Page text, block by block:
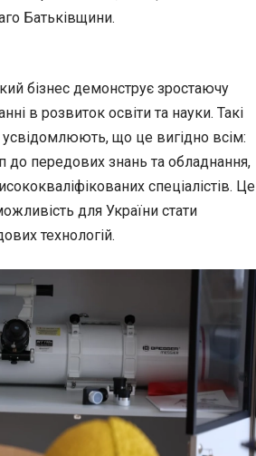
Батьківщини.
бізнес демонструє зростаючу
в розвиток освіти та науки. Такі
усвідомлюють, що це вигідно всім:
до передових знань та обладнання,
спеціалістів. Це
для України стати
технологій.